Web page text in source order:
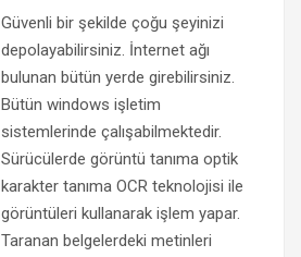
Güvenli bir şekilde çoğu şeyinizi
depolayabilirsiniz. İnternet ağı
bulunan bütün yerde girebilirsiniz.
Bütün windows işletim
sistemlerinde çalışabilmektedir.
Sürücülerde görüntü tanıma optik
karakter tanıma OCR teknolojisi ile
görüntüleri kullanarak işlem yapar.
Taranan belgelerdeki metinleri